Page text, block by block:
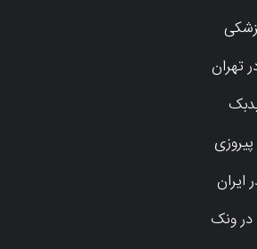
تهران
ایران
در ونک